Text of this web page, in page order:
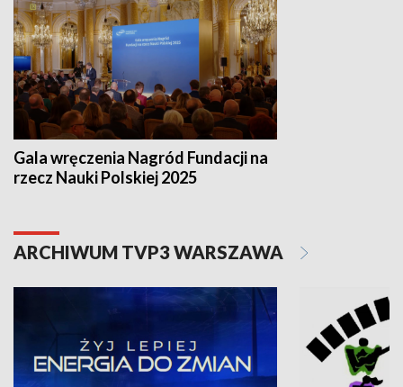
Gala wręczenia Nagród Fundacji na
rzecz Nauki Polskiej 2025
ARCHIWUM TVP3 WARSZAWA